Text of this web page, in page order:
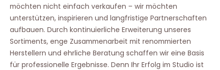
möchten nicht einfach verkaufen – wir möchten
unterstützen, inspirieren und langfristige Partnerschaften
aufbauen. Durch kontinuierliche Erweiterung unseres
Sortiments, enge Zusammenarbeit mit renommierten
Herstellern und ehrliche Beratung schaffen wir eine Basis
für professionelle Ergebnisse. Denn Ihr Erfolg im Studio ist